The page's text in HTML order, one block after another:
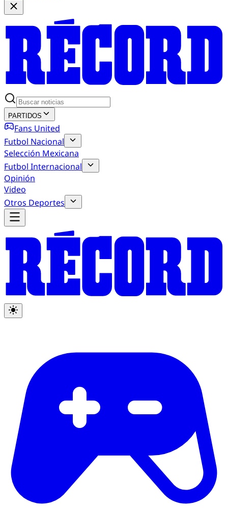
PARTIDOS
Fans United
Futbol Nacional
Selección Mexicana
Futbol Internacional
Opinión
Video
Otros Deportes